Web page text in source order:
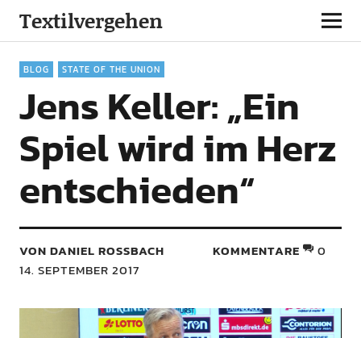
Textilvergehen
BLOG STATE OF THE UNION
Jens Keller: „Ein
Spiel wird im Herz
entschieden“
VON DANIEL ROSSBACH
14. SEPTEMBER 2017
KOMMENTARE 0